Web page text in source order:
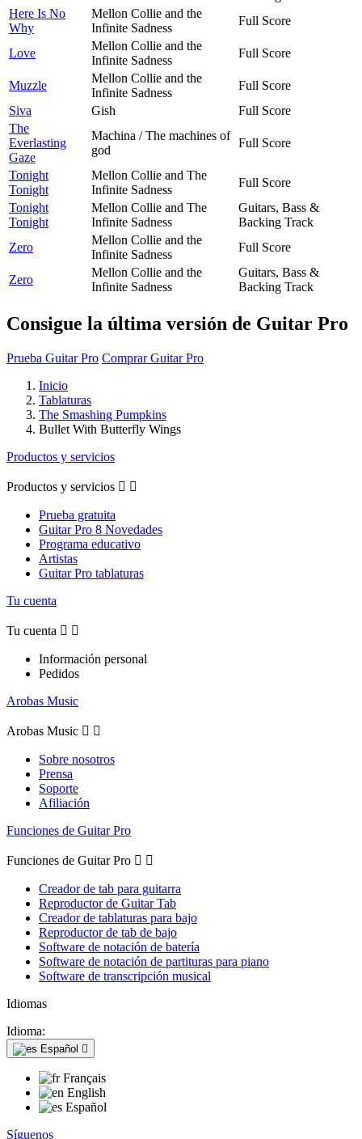
Here Is No
Why
Mellon Collie and the
Infinite Sadness
Full Score
Love
Mellon Collie and the
Infinite Sadness
Full Score
Muzzle
Mellon Collie and the
Infinite Sadness
Full Score
Siva
Gish
Full Score
The
Everlasting
Gaze
Machina / The machines of
god
Full Score
Tonight
Tonight
Mellon Collie and The
Infinite Sadness
Full Score
Tonight
Tonight
Mellon Collie and The
Infinite Sadness
Guitars, Bass &
Backing Track
Zero
Mellon Collie and the
Infinite Sadness
Full Score
Zero
Mellon Collie and the
Infinite Sadness
Guitars, Bass &
Backing Track
Consigue la última versión de Guitar Pro
Prueba Guitar Pro Comprar Guitar Pro
Inicio
Tablaturas
The Smashing Pumpkins
Bullet With Butterfly Wings
Productos y servicios
Productos y servicios  
Prueba gratuita
Guitar Pro 8 Novedades
Programa educativo
Artistas
Guitar Pro tablaturas
Tu cuenta
Tu cuenta  
Información personal
Pedidos
Arobas Music
Arobas Music  
Sobre nosotros
Prensa
Soporte
Afiliación
Funciones de Guitar Pro
Funciones de Guitar Pro  
Creador de tab para guitarra
Reproductor de Guitar Tab
Creador de tablaturas para bajo
Reproductor de tab de bajo
Software de notación de batería
Software de notación de partituras para piano
Software de transcripción musical
Idiomas
Idioma:
Español 
Français
English
Español
Síguenos